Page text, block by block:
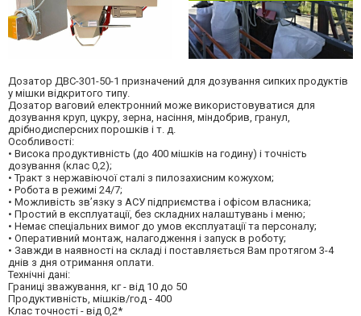
Дозатор ДВС-301-50-1 призначений для дозування сипких продуктів
у мішки відкритого типу.
Дозатор ваговий електронний може використовуватися для
дозування круп, цукру, зерна, насіння, міндобрив, гранул,
дрібнодисперсних порошків і т. д.
Особливості:
• Висока продуктивність (до 400 мішків на годину) і точність
дозування (клас 0,2);
• Тракт з нержавіючої сталі з пилозахисним кожухом;
• Робота в режимі 24/7;
• Можливість зв’язку з АСУ підприємства і офісом власника;
• Простий в експлуатації, без складних налаштувань і меню;
• Немає спеціальних вимог до умов експлуатації та персоналу;
• Оперативний монтаж, налагодження і запуск в роботу;
• Завжди в наявності на складі і поставляється Вам протягом 3-4
днів з дня отримання оплати.
Технічні дані:
Границі зважування, кг - від 10 до 50
Продуктивність, мішків/год - 400
Клас точності - від 0,2*